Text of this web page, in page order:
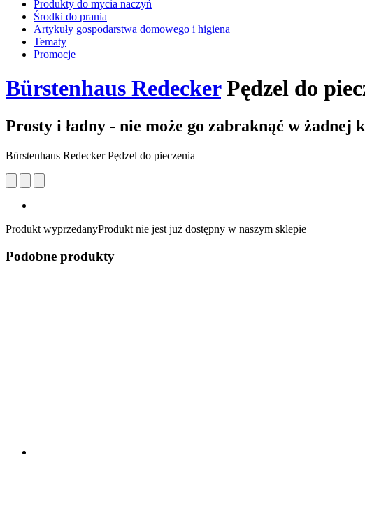
Produkty do mycia naczyń
Środki do prania
Artykuły gospodarstwa domowego i higiena
Tematy
Promocje
Bürstenhaus RedeckerPędzel do
Prosty i ładny - nie może go zabraknąć w żadnej
Bürstenhaus Redecker Pędzel do pieczenia
Produkt wyprzedanyProdukt nie jest już dostępny w naszym sklepie
Podobne produkty